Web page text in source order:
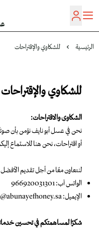
الرئيسية للشكاوي والإقتراحات
للشكاوي والإقتراحات
الشكاوى والاقتراحات:
نحن في عسل أبو نايف نؤمن بأن
أو اقتراحات، نحن هنا للاستماع
لنتعاون معًا من أجل تقديم الأفضل
الواتس آب: 966920031301
الإيميل:
شكرًا لمساهمتكم في تحسين